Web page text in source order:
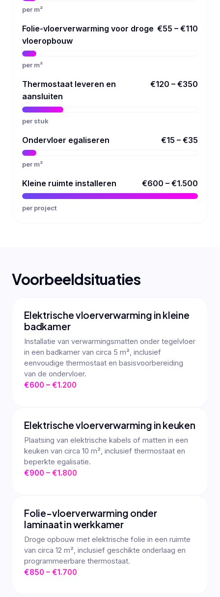
per m²
Folie-vloerverwarming voor droge
vloeropbouw
€55 – €110
per m²
Thermostaat leveren en
aansluiten
€120 – €350
per stuk
Ondervloer egaliseren €15 – €35
per m²
Kleine ruimte installeren €600 – €1.500
per project
Voorbeeldsituaties
Elektrische vloerverwarming in kleine
badkamer
Installatie van verwarmingsmatten onder tegelvloer
in een badkamer van circa 5 m², inclusief
eenvoudige thermostaat en basisvoorbereiding
van de ondervloer.
€600 – €1.200
Elektrische vloerverwarming in keuken
Plaatsing van elektrische kabels of matten in een
keuken van circa 10 m², inclusief thermostaat en
beperkte egalisatie.
€900 – €1.800
Folie-vloerverwarming onder
laminaat in werkkamer
Droge opbouw met elektrische folie in een ruimte
van circa 12 m², inclusief geschikte onderlaag en
programmeerbare thermostaat.
€850 – €1.700